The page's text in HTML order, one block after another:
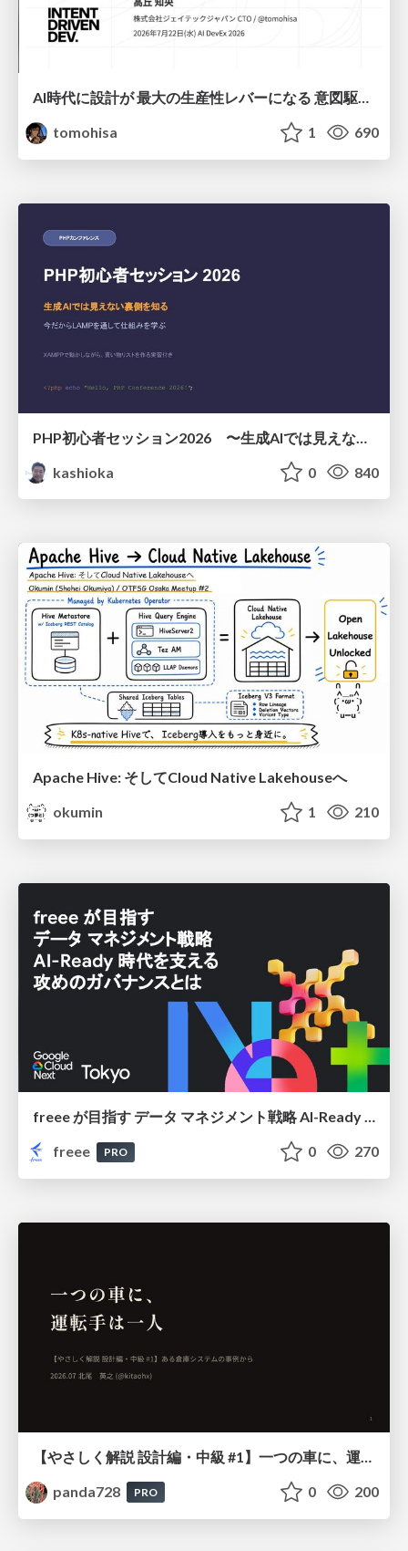
AI時代に設計が 最大の生産性レバーになる 意図駆動開発とデータを消さない設計｜Don't Delete Your Data or Your Intent — Design as the Deepest Lever in the AI Era
tomohisa
1 690
kashioka
0 840
Apache Hive: そしてCloud Native Lakehouseへ
okumin
1 210
freee が目指す データ マネジメント戦略 AI-Ready 時代を支える 攻めのガバナンスとは
freee
PRO 0 270
panda728
PRO 0 200